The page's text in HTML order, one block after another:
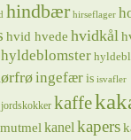
hindbær hirseflager
hvid hvede hvidkål
hyldeblomster
ingefær is isvafler
jordskokker kaffe
kanelkapers